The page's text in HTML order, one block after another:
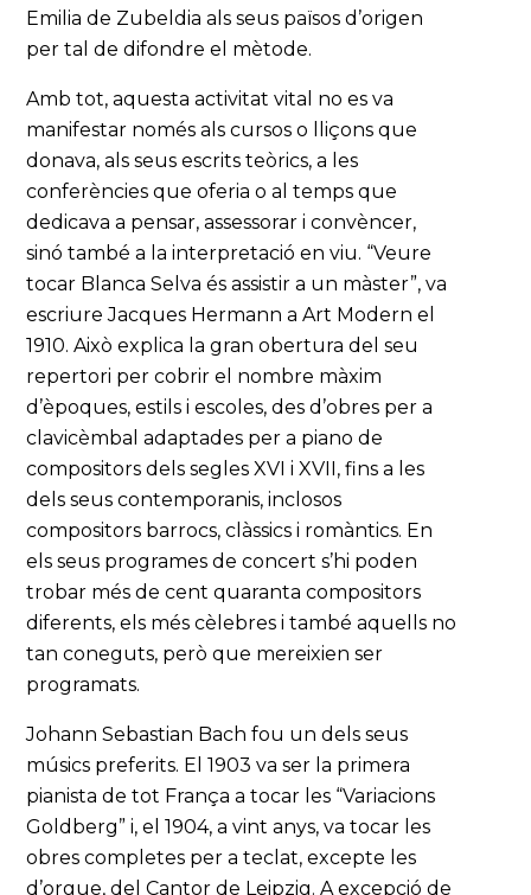
Emilia de Zubeldia als seus països d’origen
per tal de difondre el mètode.
Amb tot, aquesta activitat vital no es va
manifestar només als cursos o lliçons que
donava, als seus escrits teòrics, a les
conferències que oferia o al temps que
dedicava a pensar, assessorar i convèncer,
sinó també a la interpretació en viu. “Veure
tocar Blanca Selva és assistir a un màster”, va
escriure Jacques Hermann a Art Modern el
1910. Això explica la gran obertura del seu
repertori per cobrir el nombre màxim
d’èpoques, estils i escoles, des d’obres per a
clavicèmbal adaptades per a piano de
compositors dels segles XVI i XVII, fins a les
dels seus contemporanis, inclosos
compositors barrocs, clàssics i romàntics. En
els seus programes de concert s’hi poden
trobar més de cent quaranta compositors
diferents, els més cèlebres i també aquells no
tan coneguts, però que mereixien ser
programats.
Johann Sebastian Bach fou un dels seus
músics preferits. El 1903 va ser la primera
pianista de tot França a tocar les “Variacions
Goldberg” i, el 1904, a vint anys, va tocar les
obres completes per a teclat, excepte les
d’orgue, del Cantor de Leipzig. A excepció de